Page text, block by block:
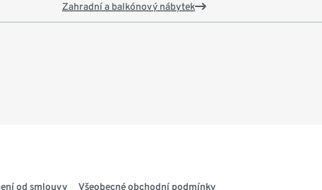
Zahradní a balkónový nábytek
od smlouvy Všeobecné obchodní podmínky